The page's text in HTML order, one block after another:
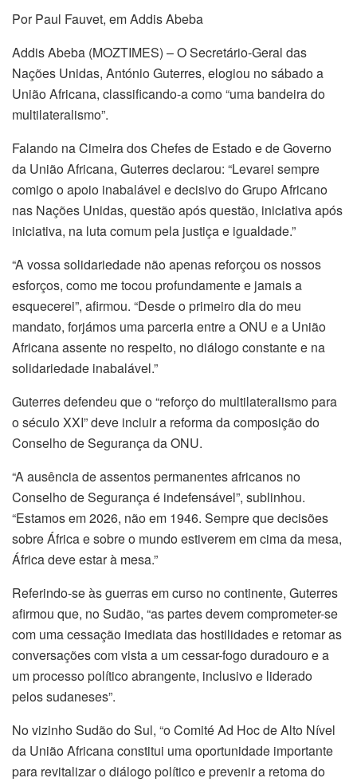
Por Paul Fauvet, em Addis Abeba
Addis Abeba (MOZTIMES) – O Secretário-Geral das
Nações Unidas, António Guterres, elogiou no sábado a
União Africana, classificando-a como “uma bandeira do
multilateralismo”.
Falando na Cimeira dos Chefes de Estado e de Governo
da União Africana, Guterres declarou: “Levarei sempre
comigo o apoio inabalável e decisivo do Grupo Africano
nas Nações Unidas, questão após questão, iniciativa após
iniciativa, na luta comum pela justiça e igualdade.”
“A vossa solidariedade não apenas reforçou os nossos
esforços, como me tocou profundamente e jamais a
esquecerei”, afirmou. “Desde o primeiro dia do meu
mandato, forjámos uma parceria entre a ONU e a União
Africana assente no respeito, no diálogo constante e na
solidariedade inabalável.”
Guterres defendeu que o “reforço do multilateralismo para
o século XXI” deve incluir a reforma da composição do
Conselho de Segurança da ONU.
“A ausência de assentos permanentes africanos no
Conselho de Segurança é indefensável”, sublinhou.
“Estamos em 2026, não em 1946. Sempre que decisões
sobre África e sobre o mundo estiverem em cima da mesa,
África deve estar à mesa.”
Referindo-se às guerras em curso no continente, Guterres
afirmou que, no Sudão, “as partes devem comprometer-se
com uma cessação imediata das hostilidades e retomar as
conversações com vista a um cessar-fogo duradouro e a
um processo político abrangente, inclusivo e liderado
pelos sudaneses”.
No vizinho Sudão do Sul, “o Comité Ad Hoc de Alto Nível
da União Africana constitui uma oportunidade importante
para revitalizar o diálogo político e prevenir a retoma do